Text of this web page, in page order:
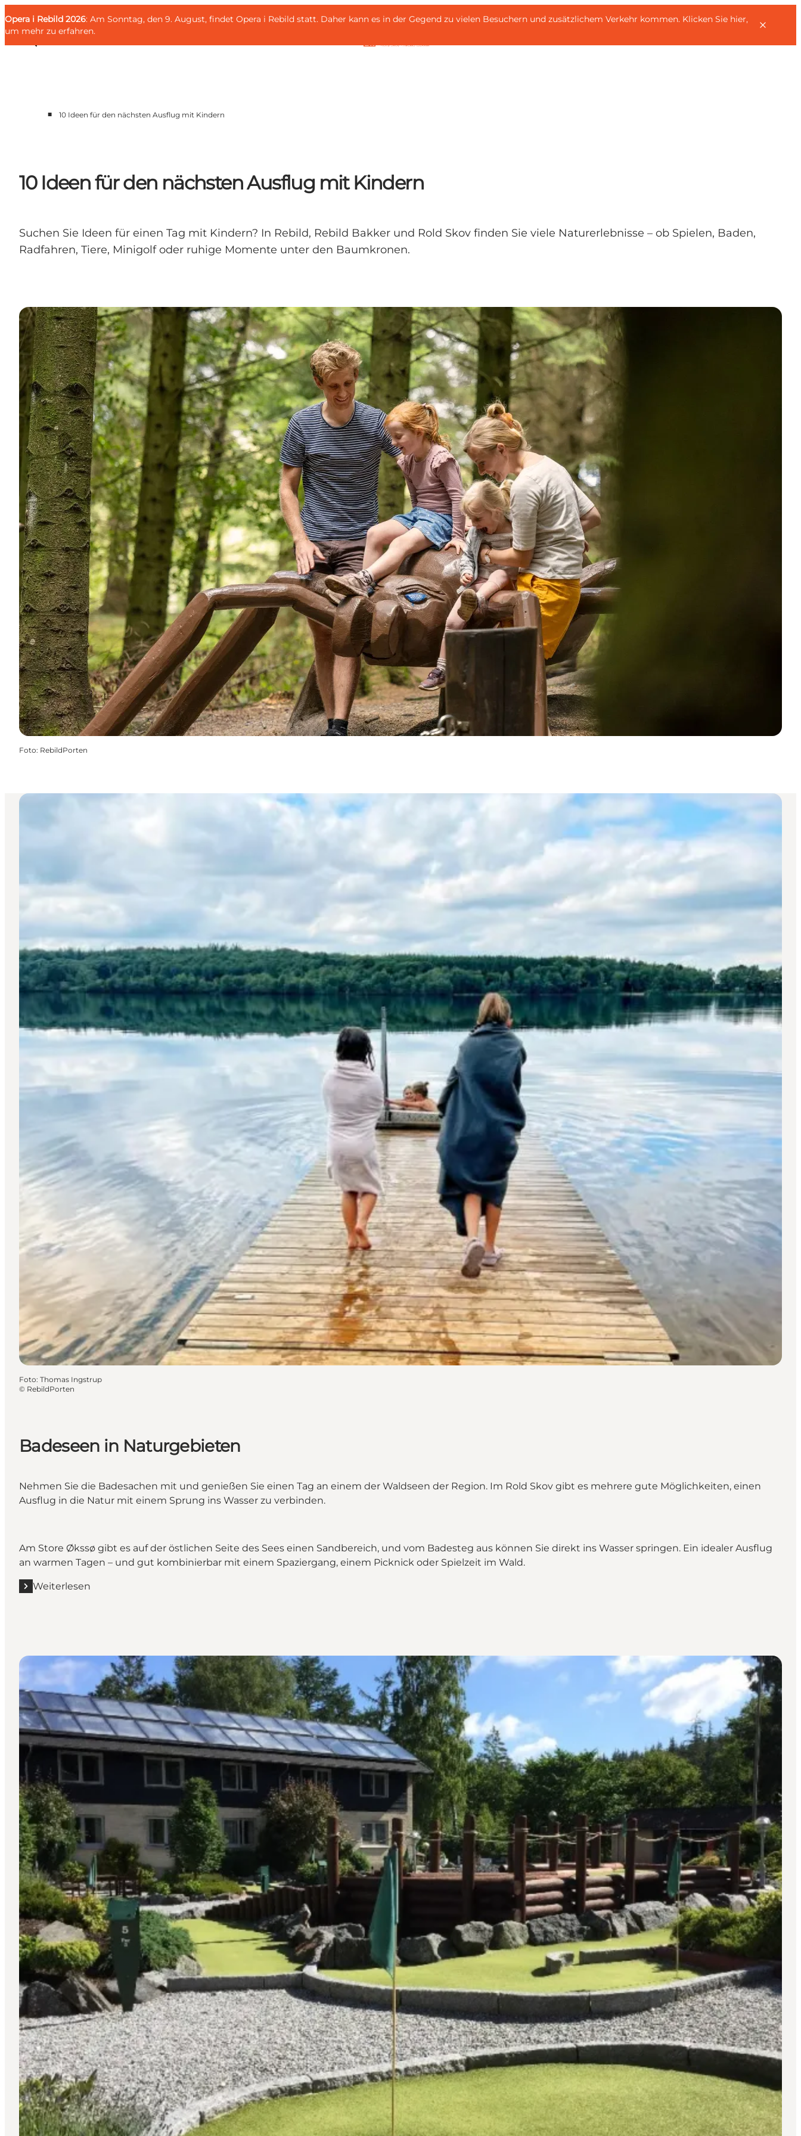
Opera i Rebild 2026: Am Sonntag, den 9. August, findet Opera i Rebild statt. Daher kann es in der Gegend zu vielen Besuchern und zusätzlichem Verkehr kommen. Klicken Sie hier,
um mehr zu erfahren.
Aktive
REISEPLANUNG
GästeDeutsch
■ 10 Ideen für den nächsten Ausflug mit Kindern
10 Ideen für den nächsten Ausflug mit Kindern
Suchen Sie Ideen für einen Tag mit Kindern? In Rebild, Rebild Bakker und Rold Skov finden Sie viele Naturerlebnisse – ob Spielen, Baden,
Radfahren, Tiere, Minigolf oder ruhige Momente unter den Baumkronen.
Foto: RebildPorten
Foto: Thomas Ingstrup
© RebildPorten
Badeseen in Naturgebieten
Nehmen Sie die Badesachen mit und genießen Sie einen Tag an einem der Waldseen der Region. Im Rold Skov gibt es mehrere gute Möglichkeiten, einen
Ausflug in die Natur mit einem Sprung ins Wasser zu verbinden.
Am Store Økssø gibt es auf der östlichen Seite des Sees einen Sandbereich, und vom Badesteg aus können Sie direkt ins Wasser springen. Ein idealer Ausflug
an warmen Tagen – und gut kombinierbar mit einem Spaziergang, einem Picknick oder Spielzeit im Wald.
Weiterlesen
Mehr erfahren "Badeseen in Naturgebieten"